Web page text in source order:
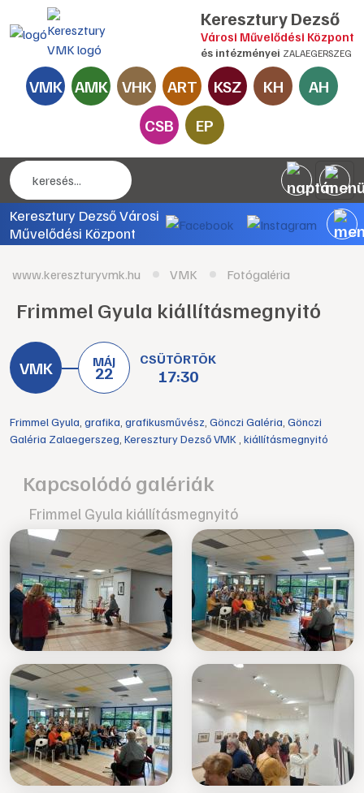
Keresztury Dezső
Városi Művelődési Központ
és intézményei ZALAEGERSZEG
VMK AMK VHK ART KSZ KH
AH
CSB
EP
Keresztury Dezső Városi
Művelődési Központ
www.kereszturyvmk.hu VMK Fotógaléria
Frimmel Gyula kiállításmegnyitó
MÁJ
22
CSÜTÖRTÖK
17:30
Frimmel Gyula grafika grafikusművész Gönczi Galéria Gönczi
Galéria Zalaegerszeg Keresztury Dezső VMK kiállításmegnyitó
Kapcsolódó galériák
Frimmel Gyula kiállításmegnyitó